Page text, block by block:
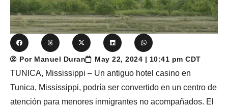
Por Manuel Duran May 22, 2024 | 10:41 pm CDT
TUNICA, Mississippi – Un antiguo hotel casino en
Tunica, Mississippi, podría ser convertido en un centro de
atención para menores inmigrantes no acompañados. El